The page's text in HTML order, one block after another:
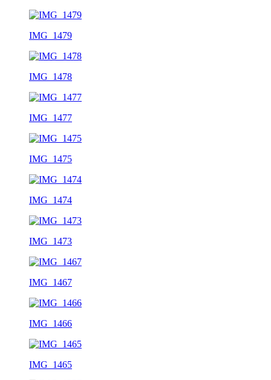
IMG_1479
IMG_1478
IMG_1477
IMG_1475
IMG_1474
IMG_1473
IMG_1467
IMG_1466
IMG_1465